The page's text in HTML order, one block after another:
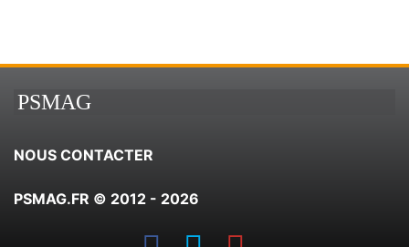
PSMAG
NOUS CONTACTER
PSMAG.FR © 2012 - 2026